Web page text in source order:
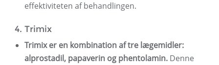
effektiviteten af ​​behandlingen.
4. Trimix
Trimix er en kombination af tre lægemidler:
alprostadil, papaverin og phentolamin. Denne